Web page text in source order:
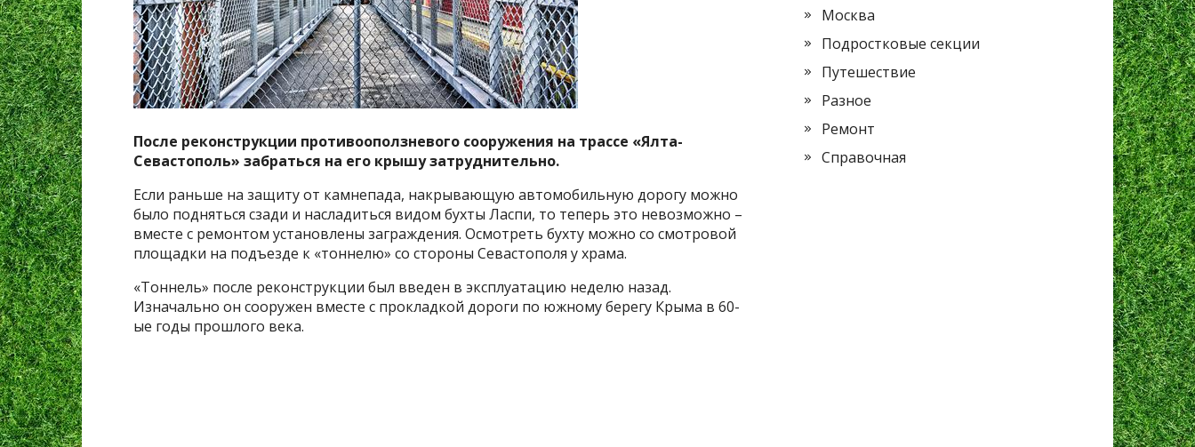
После реконструкции противооползневого сооружения на трассе «Ялта-
Севастополь» забраться на его крышу затруднительно.
Если раньше на защиту от камнепада, накрывающую автомобильную дорогу можно
было подняться сзади и насладиться видом бухты Ласпи, то теперь это невозможно –
вместе с ремонтом установлены заграждения. Осмотреть бухту можно со смотровой
площадки на подъезде к «тоннелю» со стороны Севастополя у храма.
«Тоннель» после реконструкции был введен в эксплуатацию неделю назад.
Изначально он сооружен вместе с прокладкой дороги по южному берегу Крыма в 60-
ые годы прошлого века.
Москва
Подростковые секции
Путешествие
Разное
Ремонт
Справочная